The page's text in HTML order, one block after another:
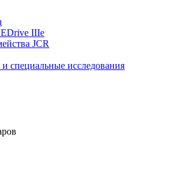
IIIe
JCR
специальные исследования